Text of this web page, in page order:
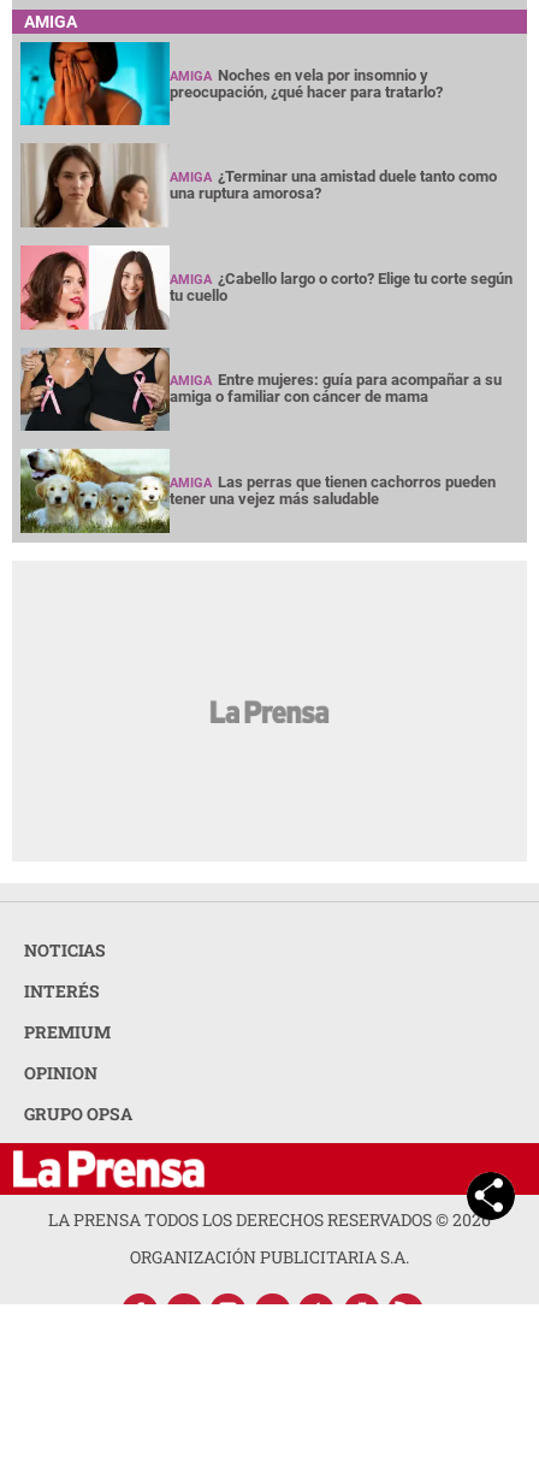
AMIGA
AMIGA Noches en vela por insomnio y
preocupación, ¿qué hacer para tratarlo?
AMIGA ¿Terminar una amistad duele tanto como
una ruptura amorosa?
AMIGA ¿Cabello largo o corto? Elige tu corte según
tu cuello
AMIGA Entre mujeres: guía para acompañar a su
amiga o familiar con cáncer de mama
AMIGA Las perras que tienen cachorros pueden
tener una vejez más saludable
NOTICIAS
INTERÉS
PREMIUM
OPINION
GRUPO OPSA
LA PRENSA TODOS LOS DERECHOS RESERVADOS ©2026
ORGANIZACIÓN PUBLICITARIA S.A.